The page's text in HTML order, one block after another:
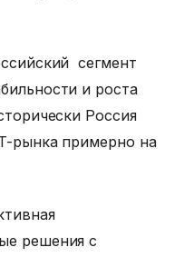
сегмент
и роста
Россия
рынка примерно на
решения с